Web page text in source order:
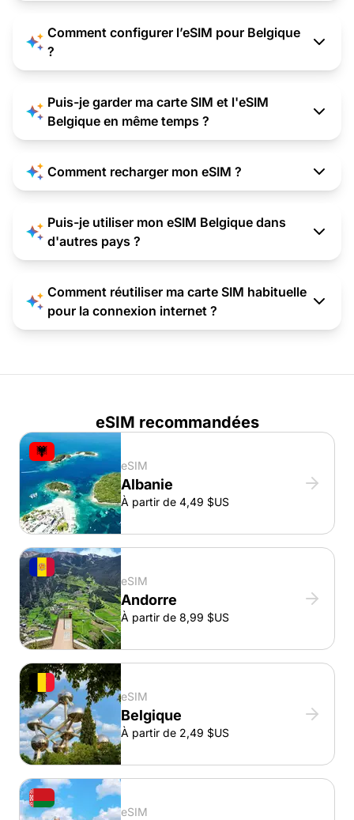
Comment configurer l’eSIM pour Belgique
?
Puis-je garder ma carte SIM et l'eSIM
Belgique en même temps ?
Comment recharger mon eSIM ?
Puis-je utiliser mon eSIM Belgique dans
d'autres pays ?
Comment réutiliser ma carte SIM habituelle
pour la connexion internet ?
eSIM recommandées
eSIM
Albanie
À partir de 4,49 $US
eSIM
Andorre
À partir de 8,99 $US
eSIM
Belgique
À partir de 2,49 $US
eSIM